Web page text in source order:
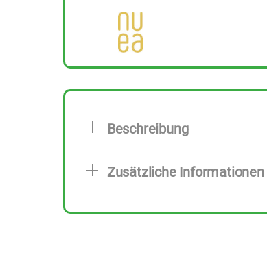
Beschreibung
Zusätzliche Informationen